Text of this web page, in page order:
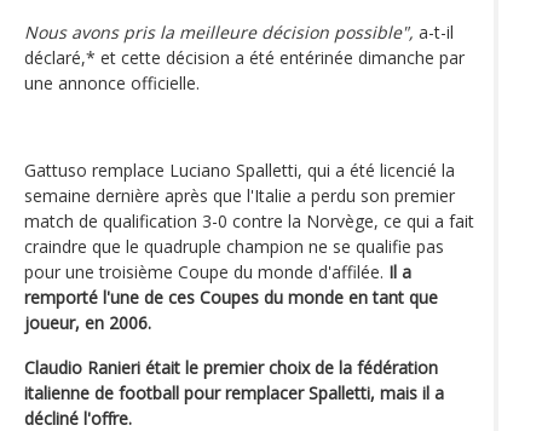
Nous avons pris la meilleure décision possible", a-t-il
déclaré,* et cette décision a été entérinée dimanche par
une annonce officielle.
Gattuso remplace Luciano Spalletti, qui a été licencié la
semaine dernière après que l'Italie a perdu son premier
match de qualification 3-0 contre la Norvège, ce qui a fait
craindre que le quadruple champion ne se qualifie pas
pour une troisième Coupe du monde d'affilée. Il a
remporté l'une de ces Coupes du monde en tant que
joueur, en 2006.
Claudio Ranieri était le premier choix de la fédération
italienne de football pour remplacer Spalletti, mais il a
décliné l'offre.